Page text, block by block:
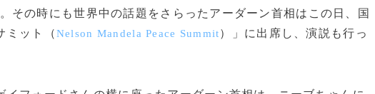
その時にも世界中の話題をさらったアーダーン首相はこの日、国
ミット（Nelson Mandela Peace Summit）」に出席し、演説も行っ